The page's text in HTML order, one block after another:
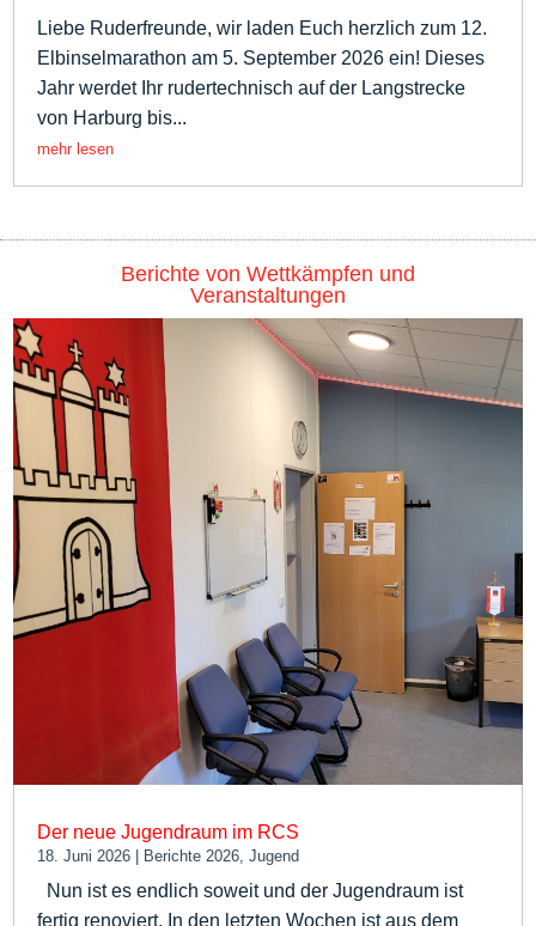
Liebe Ruderfreunde, wir laden Euch herzlich zum 12.
Elbinselmarathon am 5. September 2026 ein! Dieses
Jahr werdet Ihr rudertechnisch auf der Langstrecke
von Harburg bis...
mehr lesen
Berichte von Wettkämpfen und
Veranstaltungen
Der neue Jugendraum im RCS
18. Juni 2026 | Berichte 2026 ,Jugend
Nun ist es endlich soweit und der Jugendraum ist
fertig renoviert. In den letzten Wochen ist aus dem